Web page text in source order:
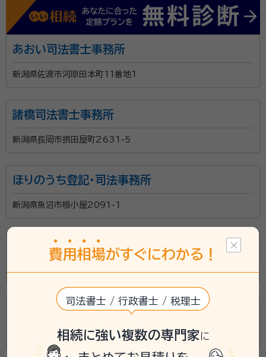
あおい司法書士事務所
新潟県佐渡市河原田本町11番地1
諸橋司法書士事務所
新潟県長岡市摂田屋町2631-5
ほりのうち登記・司法事務所
新潟県魚沼市根小屋2091-1
小林吉一司法書士事務所
新潟県南魚沼郡湯沢町大字神立281-1
川端庄一司法書士事務所
新潟県新潟市西蒲区巻甲4140-5
費用 相場がすぐにわかる！
司法書士 / 行政書士 / 税理士
相続に強い複数の専門家に